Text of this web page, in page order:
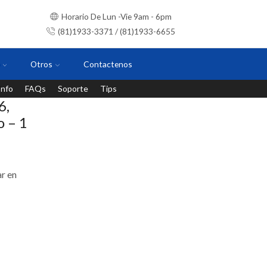
Horario De Lun -Vie 9am - 6pm
(81)1933-3371 / (81)1933-6655
Otros Contactenos
FAQs Soporte Tips
– 1
en